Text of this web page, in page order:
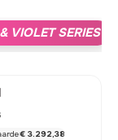
VIOLET SERIES
€ 3.292,38